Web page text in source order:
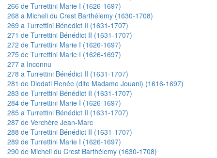
266 de Turrettini Marie I (1626-1697)
268 a Micheli du Crest Barthélemy (1630-1708)
269 a Turrettini Bénédict II (1631-1707)
271 de Turrettini Bénédict II (1631-1707)
272 de Turrettini Marie I (1626-1697)
275 de Turrettini Marie I (1626-1697)
277 a Inconnu
278 a Turrettini Bénédict II (1631-1707)
281 de Diodati Renée (dite Madame Jouani) (1616-1697)
283 de Turrettini Bénédict II (1631-1707)
284 de Turrettini Marie I (1626-1697)
285 a Turrettini Bénédict II (1631-1707)
287 de Verchère Jean-Marc
288 de Turrettini Bénédict II (1631-1707)
289 de Turrettini Marie I (1626-1697)
290 de Micheli du Crest Barthélemy (1630-1708)